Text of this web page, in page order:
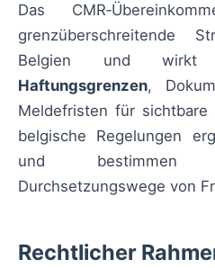
Das
grenzüberschreitende
Belgien und
Haftungsgrenzen,
Meldefristen für sichtbare
belgische Regelungen
und bestimmen
Durchsetzungswege von
Rechtlicher